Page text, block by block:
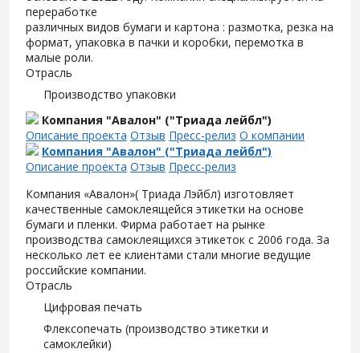
переработке
различных видов бумаги и картона : размотка, резка на
формат, упаковка в пачки и коробки, перемотка в
малые роли.
Отрасль
Производство упаковки
Компания "Авалон" ("Триада лейбл")
Описание проекта Отзыв Пресс-релиз О компании
Компания "Авалон" ("Триада лейбл")
Описание проекта Отзыв Пресс-релиз
Компания «Авалон»( Триада Лэйбл) изготовляет
качественные самоклеящейся этикетки на основе
бумаги и пленки. Фирма работает на рынке
производства самоклеящихся этикеток с 2006 года. За
несколько лет ее клиентами стали многие ведущие
российские компании.
Отрасль
Цифровая печать
Флексопечать (производство этикетки и
самоклейки)